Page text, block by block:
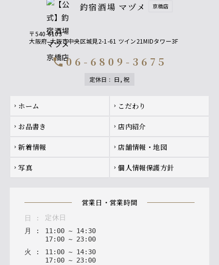
釣宿酒場 マヅメ 京橋店
〒540-6103
大阪府 大阪市中央区城見2-1-61 ツイン21MIDタワー3F
call06-6809-3675
定休日 : 日, 祝
Footer navigation
chevron_right ホーム chevron_right こだわり
chevron_right お品書き chevron_right 店内紹介
chevron_right 新着情報 chevron_right 店舗情報・地図
chevron_right 写真 chevron_right 個人情報保護方針
営業日・営業時間
日 :
定休日
月
: 11: 00 ~ 14: 30
17: 00 ~ 23: 00
火
: 11: 00 ~ 14: 30
17: 00 ~ 23: 00